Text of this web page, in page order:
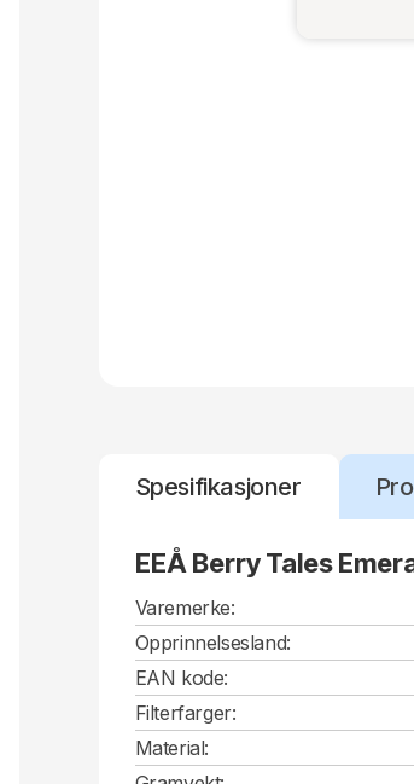
Spesifikasjoner
EEÅ Berry Tales
Varemerke:
Opprinnelsesland:
EAN kode:
Filterfarger:
Material: